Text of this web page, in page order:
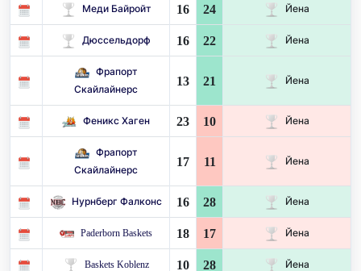
Меди Байройт 16 24 Йена
Дюссельдорф 16 22 Йена
Фрапорт
Скайлайнерс
13 21 Йена
Феникс Хаген 23 10 Йена
Фрапорт
Скайлайнерс
17 11 Йена
Нурнберг Фалконс 16 28 Йена
Paderborn Baskets 18 17 Йена
Baskets Koblenz 10 28 Йена